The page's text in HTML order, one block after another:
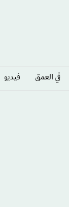
في العمق فيديو